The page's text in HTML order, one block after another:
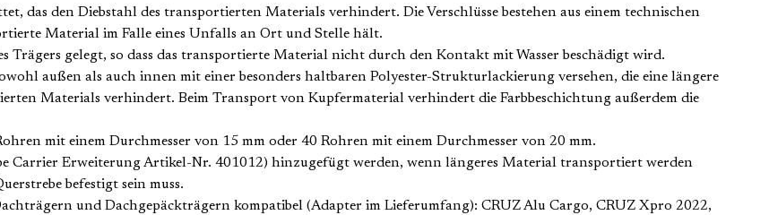
das den Diebstahl des transportierten Materials verhindert. Die Verschlüsse bestehen aus einem technischen
Material im Falle eines Unfalls an Ort und Stelle hält.
Trägers gelegt, so dass das transportierte Material nicht durch den Kontakt mit Wasser beschädigt wird.
außen als auch innen mit einer besonders haltbaren Polyester-Strukturlackierung versehen, die eine längere
Materials verhindert. Beim Transport von Kupfermaterial verhindert die Farbbeschichtung außerdem die
mit einem Durchmesser von 15 mm oder 40 Rohren mit einem Durchmesser von 20 mm.
Carrier Erweiterung Artikel-Nr. 401012) hinzugefügt werden, wenn längeres Material transportiert werden
befestigt sein muss.
und Dachgepäckträgern kompatibel (Adapter im Lieferumfang): CRUZ Alu Cargo, CRUZ Xpro 2022,